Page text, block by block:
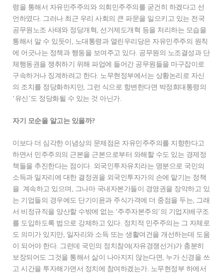
령을 통해서 자유민주주의와 의회민주주의를 굳건히 하겠다고 선
언하였다. 그러나 최근 우리 사회의 큰 파문을 일으키고 있는 전국
공무원노조 사태와 정당개혁, 선거제도개혁 등을 처리하는 모습을
통해서 알 수 있듯이, 노대통령과 열린우리당은 자유민주주의 원칙
에 어긋나는 정책과 행동을 보여주고 있다. 공무원의 노조결성과 단
체행동권을 쟁취하기 위해 파업에 들어간 공무원들을 마구잡이로
구속하거나 징계하려고 한다. 노무현정부에서는 상황논리로 자신
의 조치를 정당화하지만, 그런 식으로 항변한다면 박정희대통령의
‘유신’도 정당화될 수 있는 것 아닌가.
자기 모순을 알고는 있을까?
이보다 더 심각한 이념상의 문제점은 자유민주주의를 지향한다고
하면서 민주주의의 근본을 근본으로부터 와해할 수도 있는 경제정
책들을 추진한다는 점이다. 외국인투자유치라는 명분으로 국민의
소득과 일자리에 대한 결정권을 외국인투자가의 손에 맡기는 정책
을 계속하고 있으며, 그나마 국내자본가들이 경영권을 장악하고 있
는 기업들의 경우에도 단기이윤과 주식가격에 더 중점을 두는, 그래
서 비정규직을 양산할 수밖에 없는 ‘주주자본주의’의 기업지배구조
를 도입하도록 법으로 강제하고 있다. 정치적 민주주의는 그 자체로
도 의미가 있지만, 일자리와 소득 또는 생활여건을 개선하는데 도움
이 되어야 한다. 그런데 국민의 정치참여(자유경쟁선거)가 충분히
보장되어도 그것을 통해서 삶이 나아지지 않는다면, 누가 신경을 쓰
고 시간을 투자해가면서 정치에 참여하겠는가. 노무현정부 하에서